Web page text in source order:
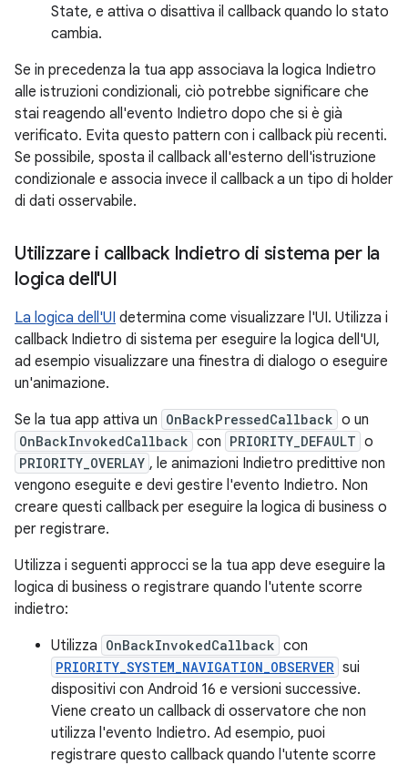
State, e attiva o disattiva il callback quando lo stato
cambia.
Se in precedenza la tua app associava la logica Indietro
alle istruzioni condizionali, ciò potrebbe significare che
stai reagendo all'evento Indietro dopo che si è già
verificato. Evita questo pattern con i callback più recenti.
Se possibile, sposta il callback all'esterno dell'istruzione
condizionale e associa invece il callback a un tipo di holder
di dati osservabile.
Utilizzare i callback Indietro di sistema per la
logica dell'UI
La logica dell'UI determina come visualizzare l'UI. Utilizza i
callback Indietro di sistema per eseguire la logica dell'UI,
ad esempio visualizzare una finestra di dialogo o eseguire
un'animazione.
Se la tua app attiva un OnBackPressedCallback o un
OnBackInvokedCallback con PRIORITY_DEFAULT o
PRIORITY_OVERLAY , le animazioni Indietro predittive non
vengono eseguite e devi gestire l'evento Indietro. Non
creare questi callback per eseguire la logica di business o
per registrare.
Utilizza i seguenti approcci se la tua app deve eseguire la
logica di business o registrare quando l'utente scorre
indietro:
Utilizza OnBackInvokedCallback con
PRIORITY_SYSTEM_NAVIGATION_OBSERVER sui
dispositivi con Android 16 e versioni successive.
Viene creato un callback di osservatore che non
utilizza l'evento Indietro. Ad esempio, puoi
registrare questo callback quando l'utente scorre